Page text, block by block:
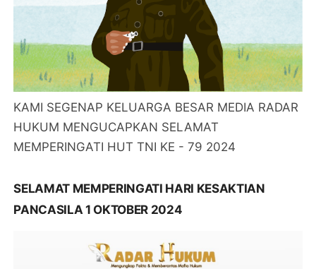
KAMI SEGENAP KELUARGA BESAR MEDIA RADAR
HUKUM MENGUCAPKAN SELAMAT
MEMPERINGATI HUT TNI KE - 79 2024
SELAMAT MEMPERINGATI HARI KESAKTIAN
PANCASILA 1 OKTOBER 2024